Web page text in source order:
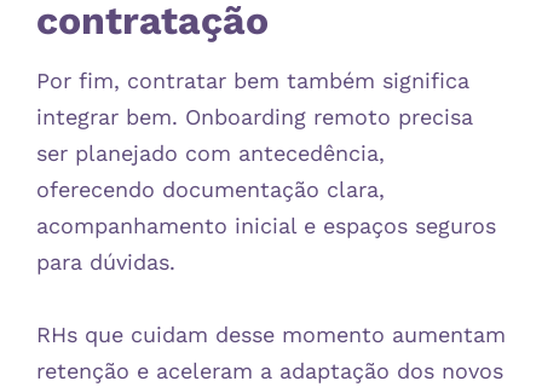
contratação
Por fim, contratar bem também significa
integrar bem. Onboarding remoto precisa
ser planejado com antecedência,
oferecendo documentação clara,
acompanhamento inicial e espaços seguros
para dúvidas.
RHs que cuidam desse momento aumentam
retenção e aceleram a adaptação dos novos